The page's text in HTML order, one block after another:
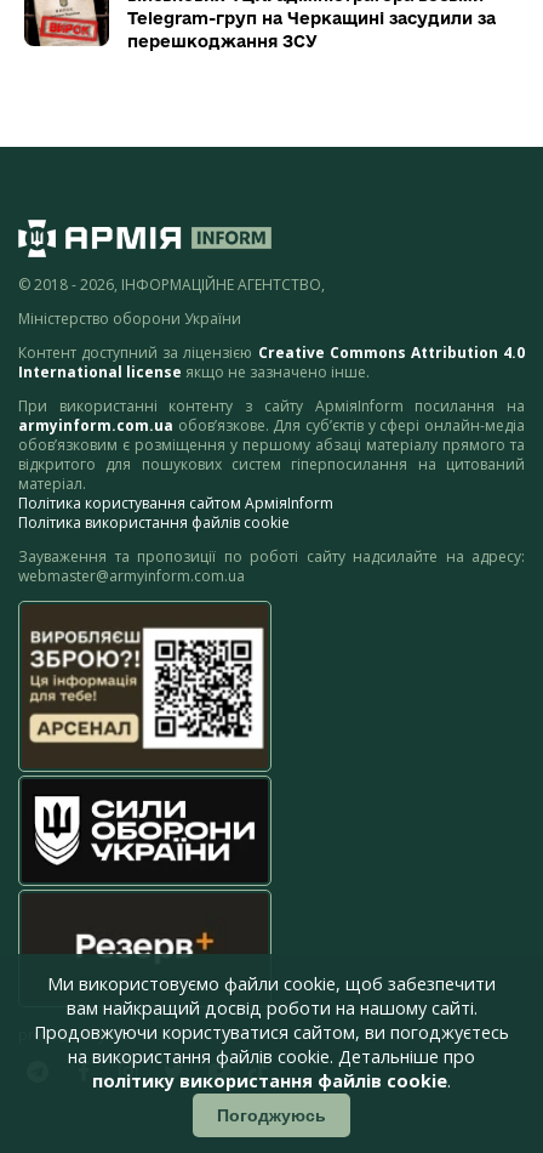
Telegram-груп на Черкащині засудили за
перешкоджання ЗСУ
© 2018 - 2026, ІНФОРМАЦІЙНЕ АГЕНТСТВО,
Міністерство оборони України
Контент доступний за ліцензією Creative Commons Attribution 4.0
International license якщо не зазначено інше.
При використанні контенту з сайту АрміяInform посилання на
armyinform.com.ua обов’язкове. Для суб’єктів у сфері онлайн-медіа
обов’язковим є розміщення у першому абзаці матеріалу прямого та
відкритого для пошукових систем гіперпосилання на цитований
матеріал.
Політика користування сайтом АрміяInform
Політика використання файлів cookie
Зауваження та пропозиції по роботі сайту надсилайте на адресу:
webmaster@armyinform.com.ua
press@armyinform.com.ua
Ми використовуємо файли cookie, щоб забезпечити
вам найкращий досвід роботи на нашому сайті.
Продовжуючи користуватися сайтом, ви погоджуєтесь
на використання файлів cookie. Детальніше про
політику використання файлів cookie.
Погоджуюсь